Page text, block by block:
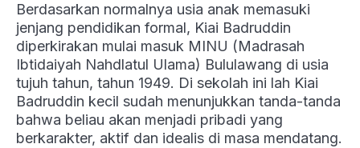
Berdasarkan normalnya usia anak memasuki
jenjang pendidikan formal, Kiai Badruddin
diperkirakan mulai masuk MINU (Madrasah
Ibtidaiyah Nahdlatul Ulama) Bululawang di usia
tujuh tahun, tahun 1949. Di sekolah ini lah Kiai
Badruddin kecil sudah menunjukkan tanda-tanda
bahwa beliau akan menjadi pribadi yang
berkarakter, aktif dan idealis di masa mendatang.